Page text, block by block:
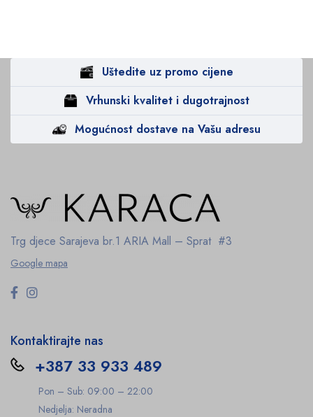
Uštedite uz promo cijene
Vrhunski kvalitet i dugotrajnost
Mogućnost dostave na Vašu adresu
Trg djece Sarajeva br.1 ARIA Mall – Sprat #3
Google mapa
Kontaktirajte nas
+387 33 933 489
Pon – Sub: 09:00 – 22:00
Nedjelja: Neradna